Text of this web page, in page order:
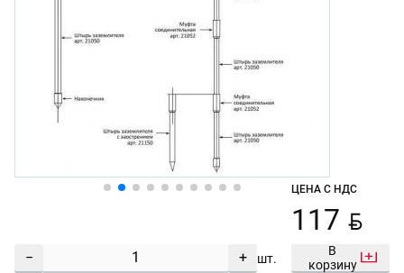
− + шт.
ЦЕНА С НДС
117 BYN
В
корзину